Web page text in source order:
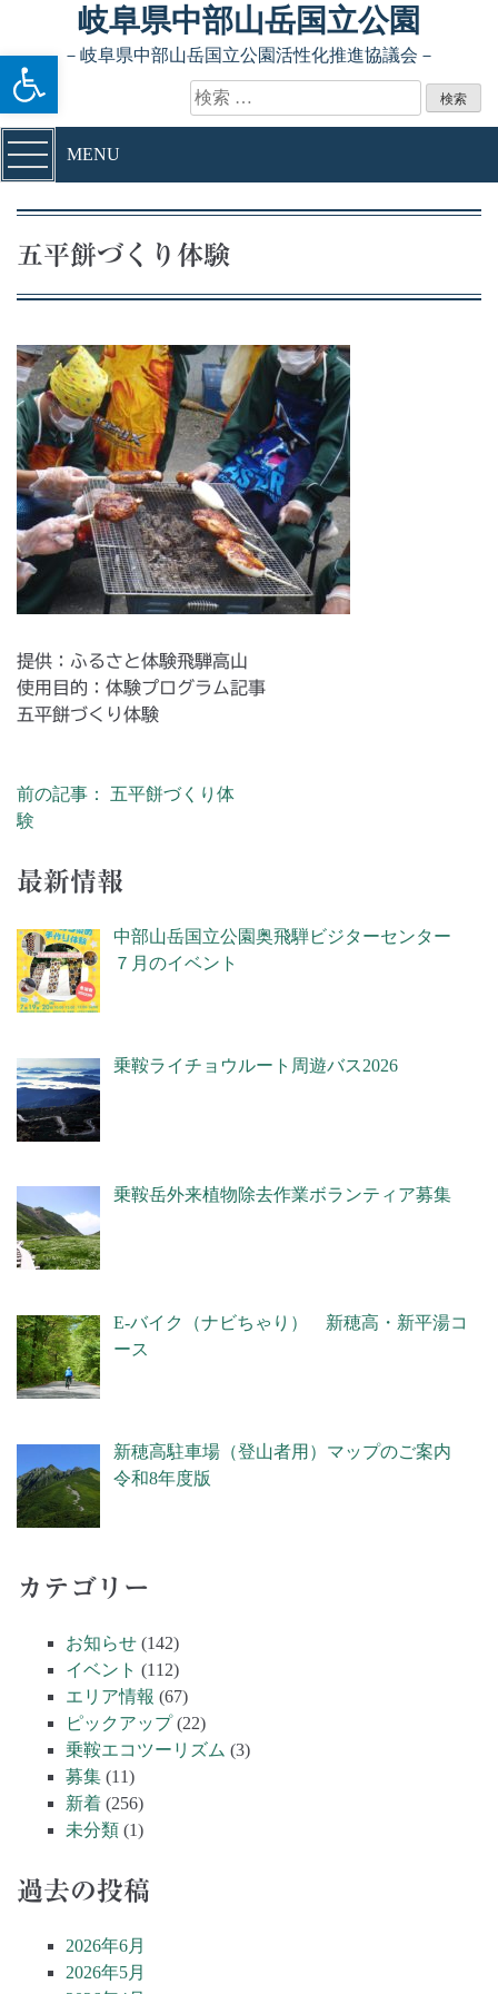
ツールバーを開く
Skip to content岐阜県中部山岳国立公園
－岐阜県中部山岳国立公園活性化推進協議会－
検索:
MENU
五平餅づくり体験
提供：ふるさと体験飛騨高山
使用目的：体験プログラム記事
五平餅づくり体験
投稿ナビゲーション
前の記事： 五平餅づくり体
験
最新情報
中部山岳国立公園奥飛騨ビジターセンター
７月のイベント
乗鞍ライチョウルート周遊バス2026
乗鞍岳外来植物除去作業ボランティア募集
E-バイク（ナビちゃり） 新穂高・新平湯コ
ース
新穂高駐車場（登山者用）マップのご案内
令和8年度版
カテゴリー
お知らせ (142)
イベント (112)
エリア情報 (67)
ピックアップ(22)
乗鞍エコツーリズム (3)
募集 (11)
新着 (256)
未分類 (1)
過去の投稿
2026年6月
2026年5月